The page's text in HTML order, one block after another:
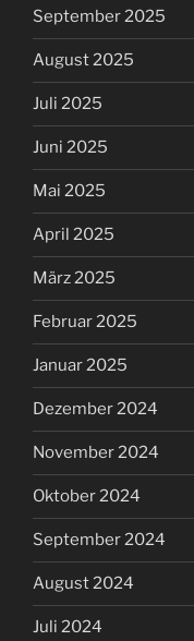
September 2025
August 2025
Juli 2025
Juni 2025
Mai 2025
April 2025
März 2025
Februar 2025
Januar 2025
Dezember 2024
November 2024
Oktober 2024
September 2024
August 2024
Juli 2024